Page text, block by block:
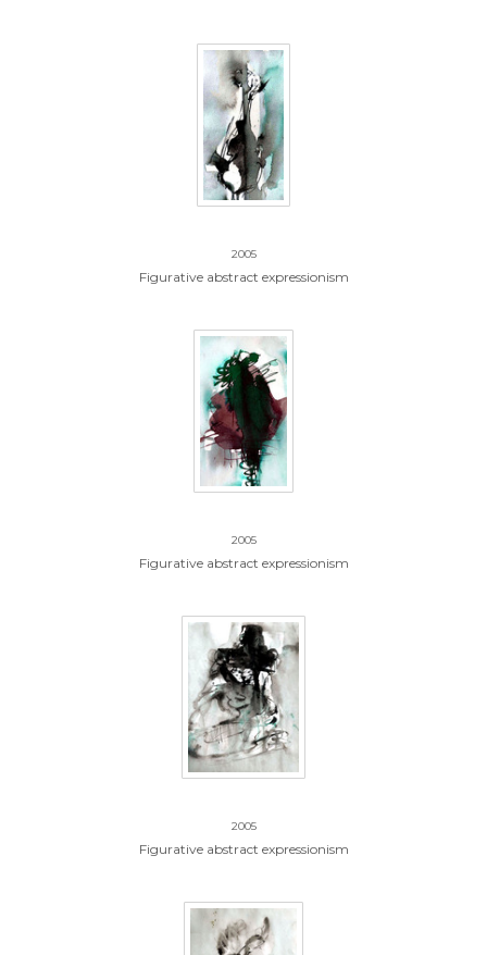
2005
Figurative abstract expressionism
2005
Figurative abstract expressionism
2005
Figurative abstract expressionism